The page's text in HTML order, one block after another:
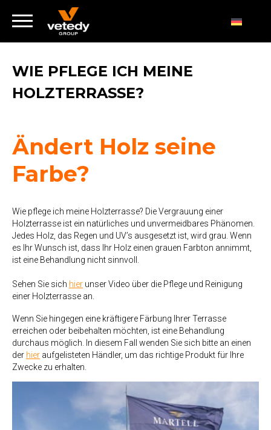
WIE PFLEGE ICH MEINE
HOLZTERRASSE?
Ändert Holz seine
Farbe?
Wie pflege ich meine Holzterrasse? Die Vergrauung einer
Holzterrasse ist ein natürliches und unvermeidbares Phänomen.
Jedes Holz, das Regen und UV’s ausgesetzt ist, wird grau. Wenn
es Ihr Wunsch ist, dass Ihr Holz einen grauen Farbton annimmt,
ist eine Behandlung nicht sinnvoll.
Sehen Sie sich hier unser Video über die Pflege und Reinigung
einer Holzterrasse an.
Wenn Sie hingegen eine kräftigere Färbung Ihrer Terrasse
erreichen oder beibehalten möchten, ist eine Behandlung
durchaus möglich. In diesem Fall wenden Sie sich bitte an einen
der hier aufgelisteten Händler, um das richtige Produkt für Ihre
Zwecke zu erhalten.